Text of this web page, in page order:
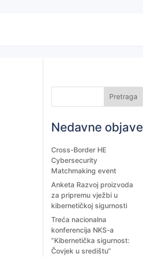
Pretraga
Nedavne objave
Cross-Border HE
Cybersecurity
Matchmaking event
Anketa Razvoj proizvoda
za pripremu vježbi u
kibernetičkoj sigurnosti
Treća nacionalna
konferencija NKS-a
“Kibernetička sigurnost:
Čovjek u središtu”